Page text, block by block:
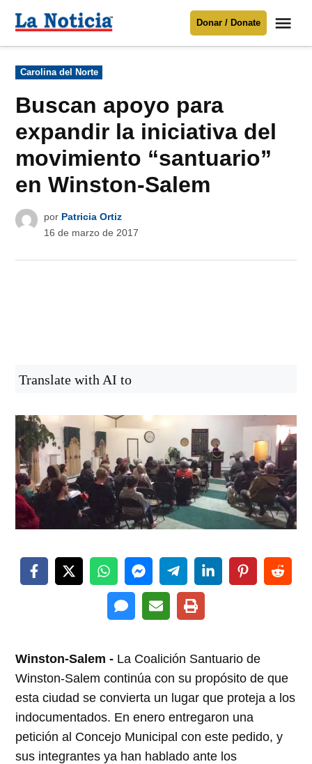
Para mantenerte informado necesitamos
Donar
contenido
Noticia
Donar / Donate
Publicado
en
Carolina del Norte
Buscan apoyo para
expandir la iniciativa del
movimiento “santuario”
en Winston-Salem
por Patricia Ortiz
16 de marzo de 2017
Translate with AI to
Winston-Salem - La Coalición Santuario de
Winston-Salem continúa con su propósito de que
esta ciudad se convierta un lugar que proteja a los
indocumentados. En enero entregaron una
petición al Concejo Municipal con este pedido, y
sus integrantes ya han hablado ante los